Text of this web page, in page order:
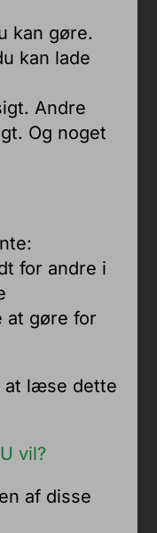
kan gøre.
kan lade
Andre
Og noget
for andre i
at gøre for
at læse dette
vil?
af disse